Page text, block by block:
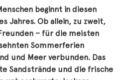
beginnt in diesen
Jahres. Ob allein, zu zweit,
– für die meisten
Sommerferien
und Meer verbunden. Das
Sandstrände und die frische